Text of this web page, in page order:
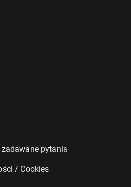
zadawane pytania
/ Cookies